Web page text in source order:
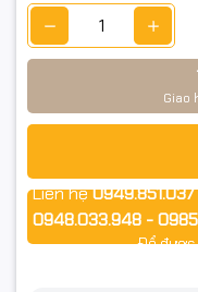
Giao
Liên hệ
0948.033.948 -
Để được